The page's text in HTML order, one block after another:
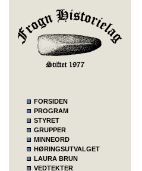
FORSIDEN
PROGRAM
STYRET
GRUPPER
MINNEORD
HØRINGSUTVALGET
LAURA BRUN
VEDTEKTER